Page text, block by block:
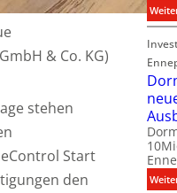
& Co. KG)
stehen
Start
den